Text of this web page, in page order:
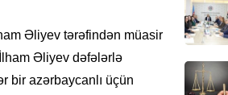
Əliyev tərəfindən müasir
Əliyev dəfələrlə
bir azərbaycanlı üçün